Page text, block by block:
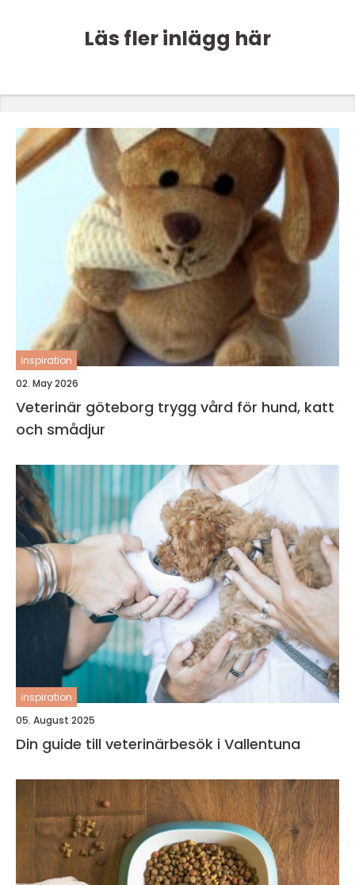
Läs fler inlägg här
inspiration
02. May 2026
Veterinär göteborg trygg vård för hund, katt
och smådjur
inspiration
05. August 2025
Din guide till veterinärbesök i Vallentuna